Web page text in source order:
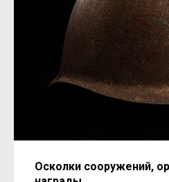
Осколки сооружений,